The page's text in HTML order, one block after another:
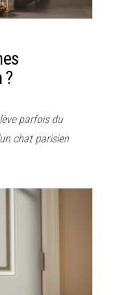
?
parfois du
chat parisien